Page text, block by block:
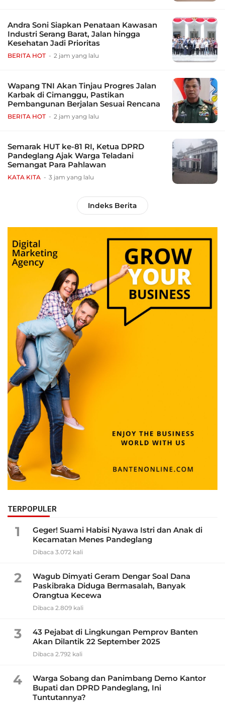
Andra Soni Siapkan Penataan Kawasan
Industri Serang Barat, Jalan hingga
Kesehatan Jadi Prioritas
BERITA HOT 2 jam yang lalu
Wapang TNI Akan Tinjau Progres Jalan
Karbak di Cimanggu, Pastikan
Pembangunan Berjalan Sesuai Rencana
BERITA HOT 2 jam yang lalu
Semarak HUT ke-81 RI, Ketua DPRD
Pandeglang Ajak Warga Teladani
Semangat Para Pahlawan
KATA KITA 3 jam yang lalu
Indeks Berita
TERPOPULER
1
Geger! Suami Habisi Nyawa Istri dan Anak di
Kecamatan Menes Pandeglang
Dibaca 3.072 kali
2
Wagub Dimyati Geram Dengar Soal Dana
Paskibraka Diduga Bermasalah, Banyak
Orangtua Kecewa
Dibaca 2.809 kali
3
43 Pejabat di Lingkungan Pemprov Banten
Akan Dilantik 22 September 2025
Dibaca 2.792 kali
4
Warga Sobang dan Panimbang Demo Kantor
Bupati dan DPRD Pandeglang, Ini
Tuntutannya?